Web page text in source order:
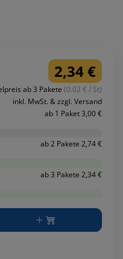
2,34 €
ab 3 Pakete (0.02 € / St)
inkl. MwSt. & zzgl. Versand
ab 1 Paket 3,00 €
ab 2 Pakete 2,74 €
ab 3 Pakete 2,34 €